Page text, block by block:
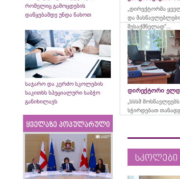
რომელიც გამოცდების
დაწყებამდე უნდა ნახოთ
საჯარო და კერძო სკოლების
საკითხს სპეციალური საბჭო
განიხილავს
ყველაზე პოპულარული
„დირექტორმა
და
შესაქმნელად“...
დირექტორი
„სსსმ
სჭირდებათ
სკოლები